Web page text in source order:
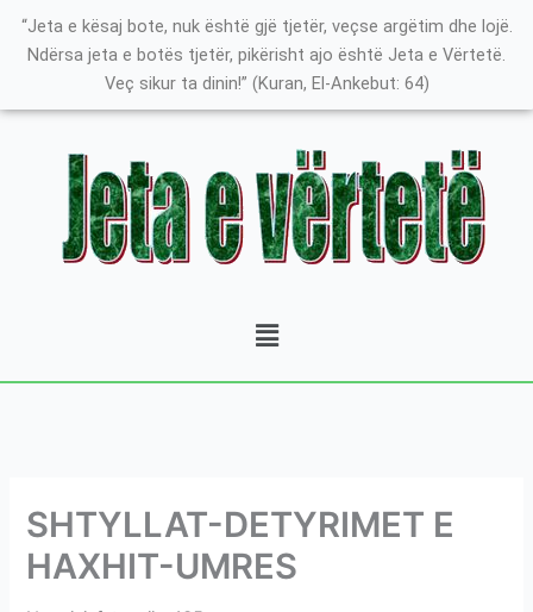
“Jeta e kësaj bote, nuk është gjë tjetër, veçse argëtim dhe lojë.
Ndërsa jeta e botës tjetër, pikërisht ajo është Jeta e Vërtetë.
Veç sikur ta dinin!” (Kuran, El-Ankebut: 64)
Menu
SHTYLLAT-DETYRIMET E
HAXHIT-UMRES
K
a
e
i
m